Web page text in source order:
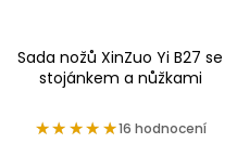
Sada nožů XinZuo Yi B27 se
stojánkem a nůžkami
★★★★★
★★★★★16 hodnocení